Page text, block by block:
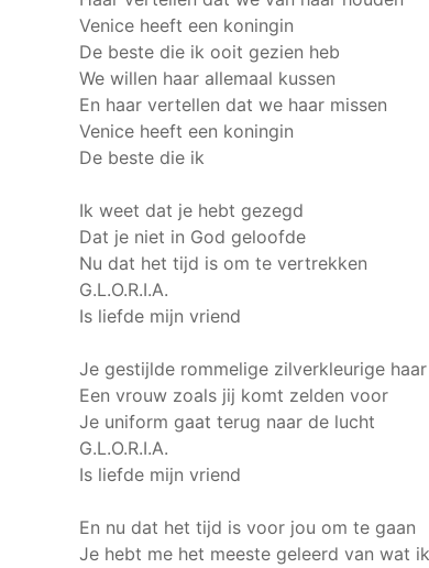
Venice heeft een koningin
De beste die ik ooit gezien heb
We willen haar allemaal kussen
En haar vertellen dat we haar missen
Venice heeft een koningin
De beste die ik
Ik weet dat je hebt gezegd
Dat je niet in God geloofde
Nu dat het tijd is om te vertrekken
G.L.O.R.I.A.
Is liefde mijn vriend
Je gestijlde rommelige zilverkleurige haar
Een vrouw zoals jij komt zelden voor
Je uniform gaat terug naar de lucht
G.L.O.R.I.A.
Is liefde mijn vriend
En nu dat het tijd is voor jou om te gaan
Je hebt me het meeste geleerd van wat